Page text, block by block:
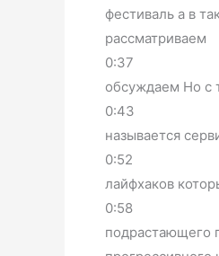
фестиваль а в
рассматриваем
0:37
обсуждаем Но с
0:43
называется
0:52
лайфхаков
0:58
подрастающего